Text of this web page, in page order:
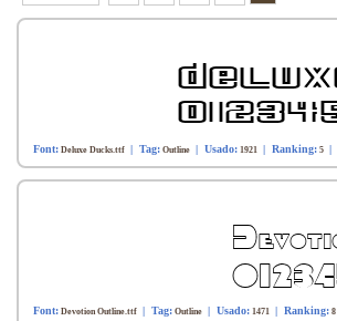
Font: Deluxe Ducks.ttf | Tag: Outline | Usado: 1921 | Ranking: 5 |
Font: Devotion Outline.ttf | Tag: Outline | Usado: 1471 | Ranking: 8